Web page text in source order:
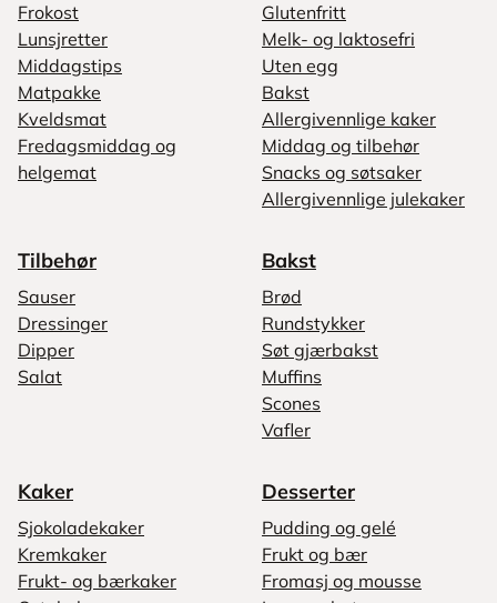
Frokost
Lunsjretter
Middagstips
Matpakke
Kveldsmat
Fredagsmiddag og
helgemat
Glutenfritt
Melk- og laktosefri
Uten egg
Bakst
Allergivennlige kaker
Middag og tilbehør
Snacks og søtsaker
Allergivennlige julekaker
Tilbehør
Sauser
Dressinger
Dipper
Salat
Bakst
Brød
Rundstykker
Søt gjærbakst
Muffins
Scones
Vafler
Kaker
Sjokoladekaker
Kremkaker
Frukt- og bærkaker
Desserter
Pudding og gelé
Frukt og bær
Fromasj og mousse